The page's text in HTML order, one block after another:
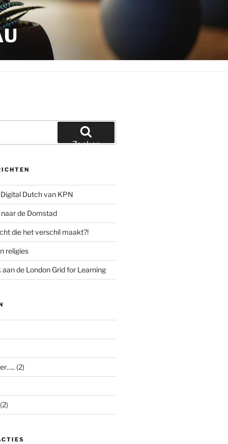
Zoeken
Dutch van KPN
de Domstad
die het verschil maakt?!
religies
de London Grid for Learning
(2)